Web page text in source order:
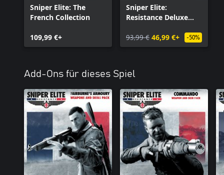
Sniper Elite: The
French Collection
109,99 €+
Sniper Elite:
Resistance Deluxe
93,99 € 46,99 €+ -50%
Add-Ons für dieses Spiel